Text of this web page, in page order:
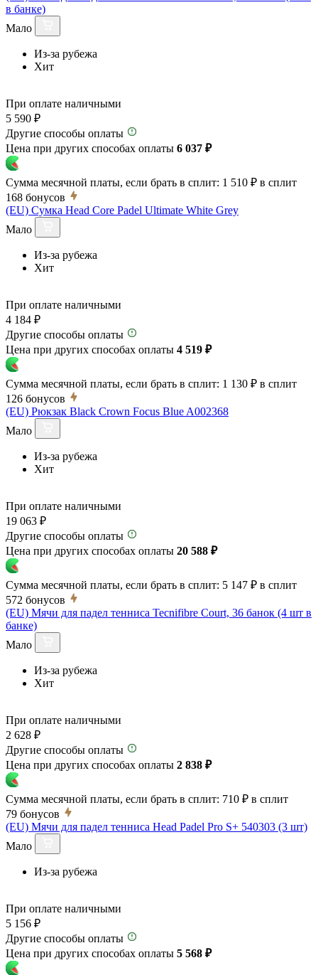
в банке)
Мало
Из-за рубежа
Хит
При оплате наличными
5 590 ₽
Другие способы оплаты
Цена при других способах оплаты 6 037 ₽
Сумма месячной платы, если брать в сплит: 1 510 ₽ в сплит
168 бонусов
(EU) Сумка Head Core Padel Ultimate White Grey
Мало
Из-за рубежа
Хит
При оплате наличными
4 184 ₽
Другие способы оплаты
Цена при других способах оплаты 4 519 ₽
Сумма месячной платы, если брать в сплит: 1 130 ₽ в сплит
126 бонусов
(EU) Рюкзак Black Crown Focus Blue A002368
Мало
Из-за рубежа
Хит
При оплате наличными
19 063 ₽
Другие способы оплаты
Цена при других способах оплаты 20 588 ₽
Сумма месячной платы, если брать в сплит: 5 147 ₽ в сплит
572 бонусов
(EU) Мячи для падел тенниса Tecnifibre Court, 36 банок (4 шт в
банке)
Мало
Из-за рубежа
Хит
При оплате наличными
2 628 ₽
Другие способы оплаты
Цена при других способах оплаты 2 838 ₽
Сумма месячной платы, если брать в сплит: 710 ₽ в сплит
79 бонусов
(EU) Мячи для падел тенниса Head Padel Pro S+ 540303 (3 шт)
Мало
Из-за рубежа
При оплате наличными
5 156 ₽
Другие способы оплаты
Цена при других способах оплаты 5 568 ₽